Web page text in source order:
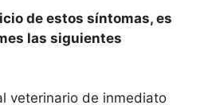
de estos síntomas, es
las siguientes
veterinario de inmediato